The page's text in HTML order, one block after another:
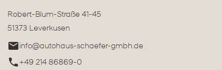
Robert-Blum-Straße 41-45
51373 Leverkusen
info@autohaus-schaefer-gmbh.de
+49 214 86869-0